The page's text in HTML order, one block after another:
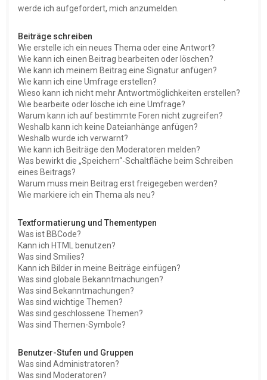
werde ich aufgefordert, mich anzumelden.
Beiträge schreiben
Wie erstelle ich ein neues Thema oder eine Antwort?
Wie kann ich einen Beitrag bearbeiten oder löschen?
Wie kann ich meinem Beitrag eine Signatur anfügen?
Wie kann ich eine Umfrage erstellen?
Wieso kann ich nicht mehr Antwortmöglichkeiten erstellen?
Wie bearbeite oder lösche ich eine Umfrage?
Warum kann ich auf bestimmte Foren nicht zugreifen?
Weshalb kann ich keine Dateianhänge anfügen?
Weshalb wurde ich verwarnt?
Wie kann ich Beiträge den Moderatoren melden?
Was bewirkt die „Speichern“-Schaltfläche beim Schreiben
eines Beitrags?
Warum muss mein Beitrag erst freigegeben werden?
Wie markiere ich ein Thema als neu?
Textformatierung und Thementypen
Was ist BBCode?
Kann ich HTML benutzen?
Was sind Smilies?
Kann ich Bilder in meine Beiträge einfügen?
Was sind globale Bekanntmachungen?
Was sind Bekanntmachungen?
Was sind wichtige Themen?
Was sind geschlossene Themen?
Was sind Themen-Symbole?
Benutzer-Stufen und Gruppen
Was sind Administratoren?
Was sind Moderatoren?